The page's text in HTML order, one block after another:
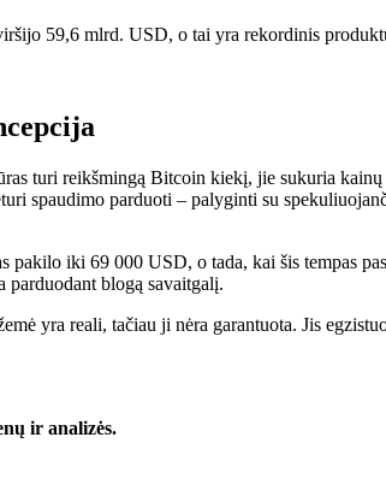
turi reikšmingą Bitcoin kiekį, jie sukuria
spaudimo parduoti – palyginti su
iki 69 000 USD, o tada, kai šis tempas
blogą savaitgalį.
yra reali, tačiau ji nėra garantuota. Jis
ir analizės.